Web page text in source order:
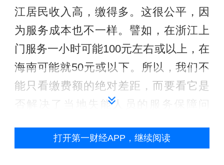
江居民收入高，缴得多。这很公平，因
为服务成本也不一样。譬如，在浙江上
门服务一小时可能100元左右或以上，在
海南可能就50元或以下。所以，我们不
能只看缴费额的绝对差距，而要看它是
否解决了当地失能人员的服务保障问
打开第一财经APP，继续阅读